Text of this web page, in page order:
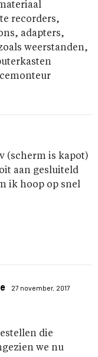
recorders,
adapters,
weerstanden,
(scherm is kapot)
aan gesluiteld
ik hoop op snel
27 november, 2017
die
we nu